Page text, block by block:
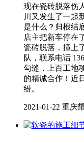
现在瓷砖脱落伤
川又发生了一起
是什么？归根结
店主把新车停在
瓷砖脱落，撞上
队，联系电话
勾缝，上百工地
的精诚合作！近
纷。
2021-01-22 重庆